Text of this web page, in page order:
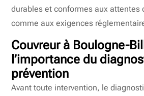
durables et conformes aux attentes
comme aux exigences
Couvreur à Boulogne-
l’importance du
prévention
Avant toute intervention, le